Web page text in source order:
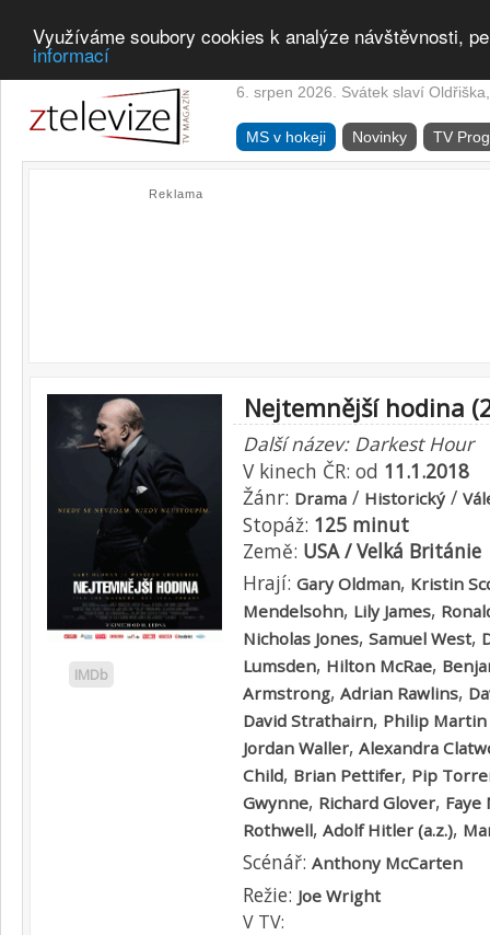
Využíváme soubory cookies k analýze návštěvnosti,
informací
6. srpen 2026. Svátek slaví
MS v hokeji Novinky TV
Reklama
IMDb
Nejtemnější hodina
Další název: Darkest Hour
V kinech ČR: od 11.1.2018
Žánr: Drama / Historický/
Stopáž: 125 minut
Země: USA / Velká Británie
Hrají: Gary Oldman, Kristin
Mendelsohn, Lily James,
Nicholas Jones, Samuel West,
Lumsden, Hilton McRae,
Armstrong, Adrian Rawlins,
David Strathairn, Philip
Jordan Waller, Alexandra
Child, Brian Pettifer, Pip
Gwynne, Richard Glover, Faye
Rothwell, Adolf Hitler (a.z.),
Scénář: Anthony McCarten
Režie: Joe Wright
V TV: